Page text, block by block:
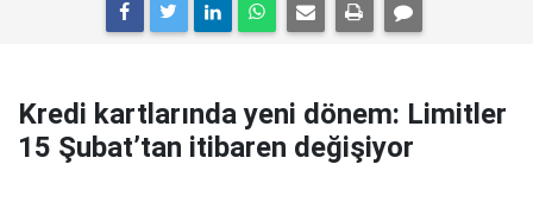
Kredi kartlarında yeni dönem: Limitler
15 Şubat’tan itibaren değişiyor